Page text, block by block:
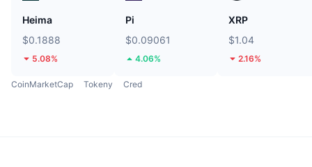
Heima
$0.1888
5.08%
Pi
$0.09061
4.06%
XRP
$1.04
2.16%
CoinMarketCap Tokeny Cred